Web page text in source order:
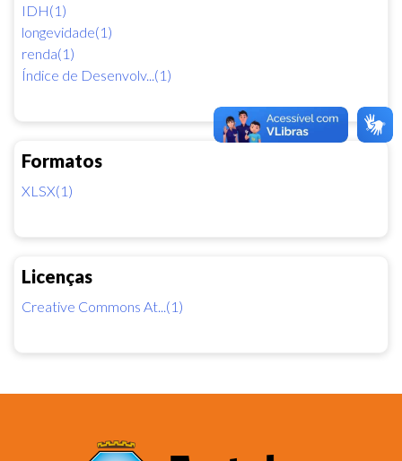
IDH(1)
longevidade(1)
renda(1)
Índice de Desenvolv...(1)
Formatos
XLSX(1)
Licenças
Creative Commons At...(1)